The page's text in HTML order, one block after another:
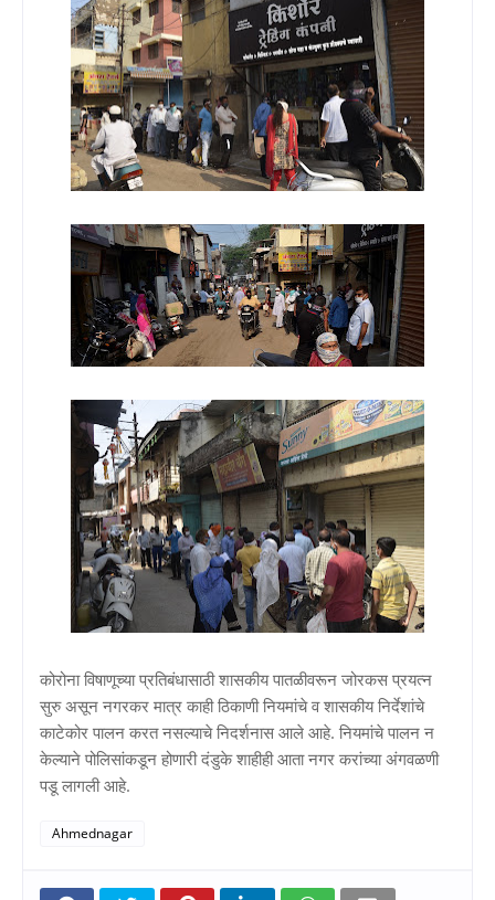
कोरोना विषाणूच्या प्रतिबंधासाठी शासकीय पातळीवरून जोरकस प्रयत्न
सुरु असून नगरकर मात्र काही ठिकाणी नियमांचे व शासकीय निर्देशांचे
काटेकोर पालन करत नसल्याचे निदर्शनास आले आहे. नियमांचे पालन न
केल्याने पोलिसांकडून होणारी दंडुके शाहीही आता नगर करांच्या अंगवळणी
पडू लागली आहे.
Ahmednagar